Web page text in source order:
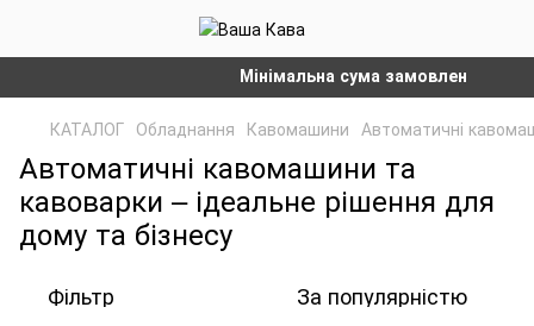
Мінімальна сума замовлення на сайті
КАТАЛОГ Обладнання Кавомашини Автоматичні
Автоматичні кавомашини та
кавоварки – ідеальне рішення для
дому та бізнесу
Фільтр За популярністю